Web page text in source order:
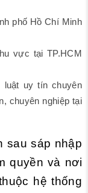
phố Hồ Chí Minh
vực tại TP.HCM
luật uy tín chuyên
chuyên nghiệp tại
sau sáp nhập
quyền và nơi
hệ thống